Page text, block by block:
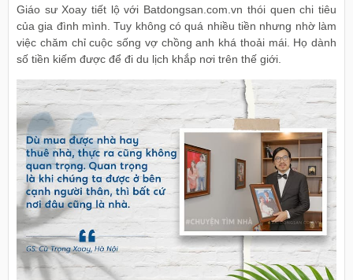
Giáo sư Xoay tiết lộ với Batdongsan.com.vn thói quen chi tiêu
của gia đình mình. Tuy không có quá nhiều tiền nhưng nhờ làm
việc chăm chỉ cuộc sống vợ chồng anh khá thoải mái. Họ dành
số tiền kiếm được để đi du lịch khắp nơi trên thế giới.